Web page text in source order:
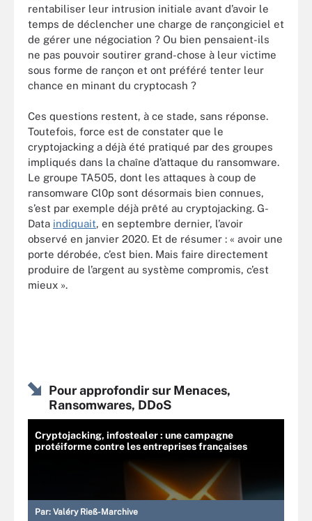
rentabiliser leur intrusion initiale avant d’avoir le
temps de déclencher une charge de rançongiciel et
de gérer une négociation ? Ou bien pensaient-ils
ne pas pouvoir soutirer grand-chose à leur victime
sous forme de rançon et ont préféré tenter leur
chance en minant du cryptocash ?
Ces questions restent, à ce stade, sans réponse.
Toutefois, force est de constater que le
cryptojacking a déjà été pratiqué par des groupes
impliqués dans la chaîne d’attaque du ransomware.
Le groupe TA505, dont les attaques à coup de
ransomware Cl0p sont désormais bien connues,
s’est par exemple déjà prêté au cryptojacking. G-
Data indiquait, en septembre dernier, l’avoir
observé en janvier 2020. Et de résumer : « avoir une
porte dérobée, c’est bien. Mais faire directement
produire de l’argent au système compromis, c’est
mieux ».
Pour approfondir sur Menaces,
Ransomwares, DDoS
Cryptojacking, infostealer : une campagne
protéiforme contre les entreprises françaises
Par: Valéry Rieß-Marchive